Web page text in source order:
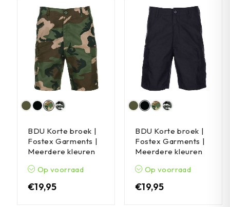
BDU Korte broek |
Fostex Garments |
Meerdere kleuren
Op voorraad
€19,95
BDU Korte broek |
Fostex Garments |
Meerdere kleuren
Op voorraad
€19,95